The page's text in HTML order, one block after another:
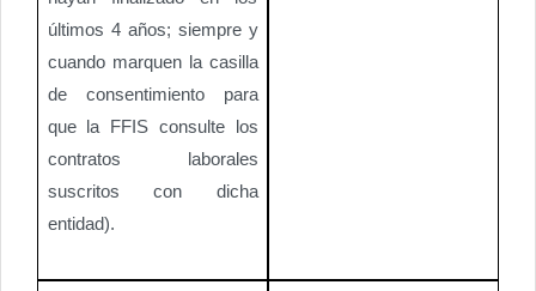
últimos 4 años; siempre y
cuando marquen la casilla
de consentimiento para
que la FFIS consulte los
contratos laborales
suscritos con dicha
entidad).